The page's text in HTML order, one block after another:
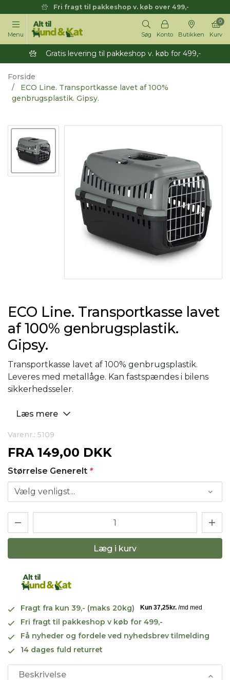
Fri fragt til pakkeshop v. køb over 499,-
Menu Søg Konto Butikken Kurv
0
Gratis levering til pakkeshop v. køb for 499,-
Forside
ECO Line. Transportkasse lavet af 100%
genbrugsplastik. Gipsy.
ECO Line. Transportkasse lavet
af 100% genbrugsplastik.
Gipsy.
Transportkasse lavet af 100% genbrugsplastik.
Leveres med metallåge. Kan fastspændes i bilens
sikkerhedsseler.
Læs mere
Varenr.: 5109
FRA 149,00 DKK
Størrelse Generelt *
Læg i kurv
Fragt fra kun 39,- (maks 20kg)
Fri fragt til pakkeshop v køb for 499,-
Få nyheder og fordele ved nyhedsbrev tilmelding
14 dages fuld returret
Beskrivelse